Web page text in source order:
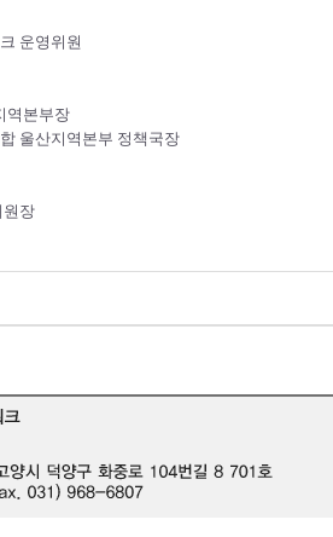
운영위원
역본부장
울산지역본부 정책국장
원장